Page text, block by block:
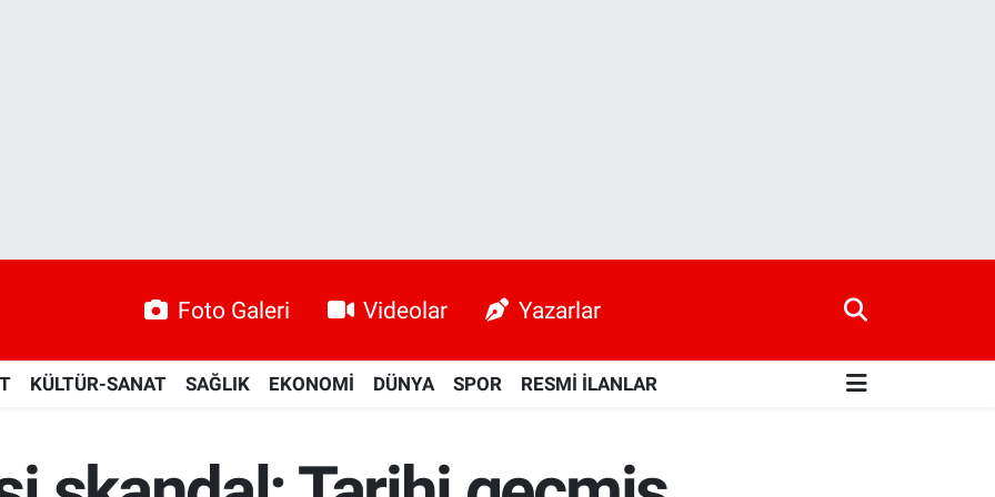
Foto Galeri Videolar Yazarlar
KÜLTÜR-SANAT SAĞLIK EKONOMİ DÜNYA SPOR RESMİ İLANLAR